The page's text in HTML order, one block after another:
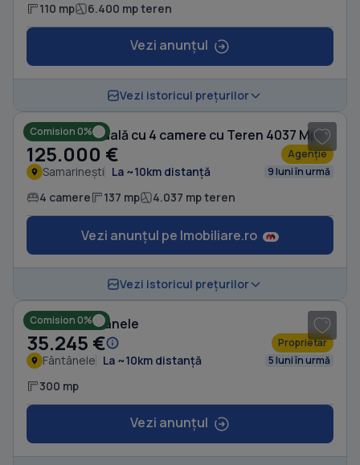
110 mp 6.400 mp teren
Vezi anunțul
Vezi istoricul prețurilor
Comision 0% Casă individuală cu 4 camere cu Teren 4037 Mp în Samarinești
125.000 € Agenție
Samarinești La ~10km distanță 9 luni în urmă
4 camere 137 mp 4.037 mp teren
Vezi anunțul pe Imobiliare.ro
Vezi istoricul prețurilor
Comision 0%
Casă în Fântânele
35.245 € Proprietar
Fântânele La ~10km distanță 5 luni în urmă
300 mp
Vezi anunțul